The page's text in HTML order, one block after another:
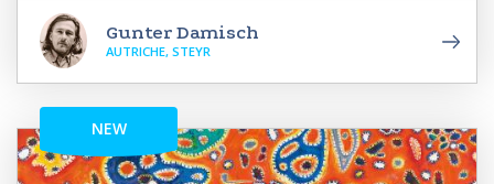
Gunter Damisch
AUTRICHE, STEYR
NEW